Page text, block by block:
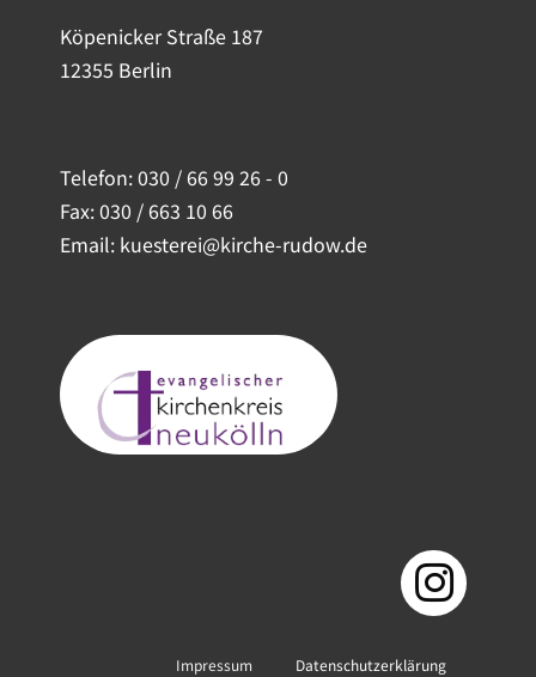
Köpenicker Straße 187
12355 Berlin
Telefon:030 / 66 99 26 - 0
Fax: 030 / 663 10 66
Email: kuesterei@kirche-rudow.de
Impressum Datenschutzerklärung